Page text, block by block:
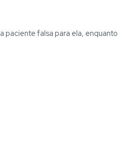
paciente falsa para ela, enquanto